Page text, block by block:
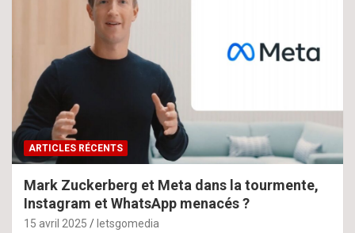
ARTICLES RÉCENTS
Mark Zuckerberg et Meta dans la tourmente,
Instagram et WhatsApp menacés ?
15 avril 2025 letsgomedia